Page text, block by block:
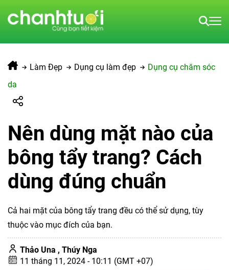
Làm Đẹp Dụng cụ làm đẹp
Dụng cụ chăm sóc
da
Nên dùng mặt nào của
bông tẩy trang? Cách
dùng đúng chuẩn
Cả hai mặt của bông tẩy trang đều có thể sử dụng, tùy
thuộc vào mục đích của bạn.
Thảo Una , Thúy Nga
11 tháng 11, 2024 - 10:11 (GMT +07)